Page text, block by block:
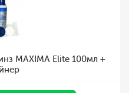
MAXIMA Elite 100мл +